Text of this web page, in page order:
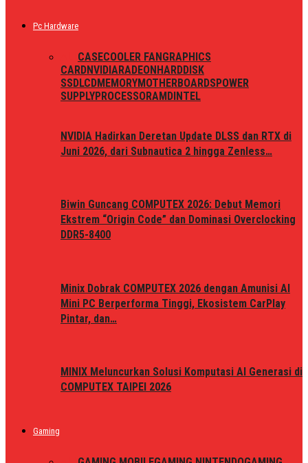
Pc Hardware
CASECOOLER FAN GRAPHICS
CARDNVIDIARADEON HARDDISK
SSDLCDMEMORYMOTHERBOARDSPOWER
SUPPLYPROCESSORAMD INTEL
NVIDIA Hadirkan Deretan Update DLSS dan RTX di
Juni 2026, dari Subnautica 2 hingga Zenless…
Biwin Guncang COMPUTEX 2026: Debut Memori
Ekstrem “Origin Code” dan Dominasi Overclocking
DDR5-8400
Minix Dobrak COMPUTEX 2026 dengan Amunisi AI
Mini PC Berperforma Tinggi, Ekosistem CarPlay
Pintar, dan…
MINIX Meluncurkan Solusi Komputasi AI Generasi di
COMPUTEX TAIPEI 2026
Gaming